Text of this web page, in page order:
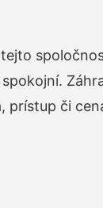
prístup či